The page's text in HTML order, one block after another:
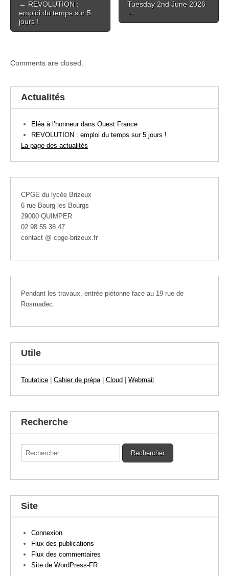
navigation
← REVOLUTION :
emploi du temps sur 5
jours !
Tuesday 2nd June 2026
→
Comments are closed.
Actualités
Eléa à l’honneur dans Ouest France
REVOLUTION : emploi du temps sur 5 jours !
La page des actualités
CPGE du lycée Brizeux
6 rue Bourg les Bourgs
29000 QUIMPER
02 98 55 38 47
contact @ cpge-brizeux.fr
Pendant les travaux, entrée piétonne face au 19 rue de
Rosmadec.
Utile
Toutatice Cahier de prépa| Cloud Webmail
Recherche
Rechercher :
Site
Connexion
Flux des publications
Flux des commentaires
Site de WordPress-FR